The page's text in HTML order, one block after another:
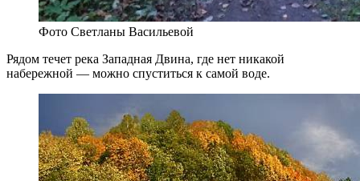
Фото Светланы Васильевой
Рядом течет река Западная Двина, где нет никакой
набережной — можно спуститься к самой воде.